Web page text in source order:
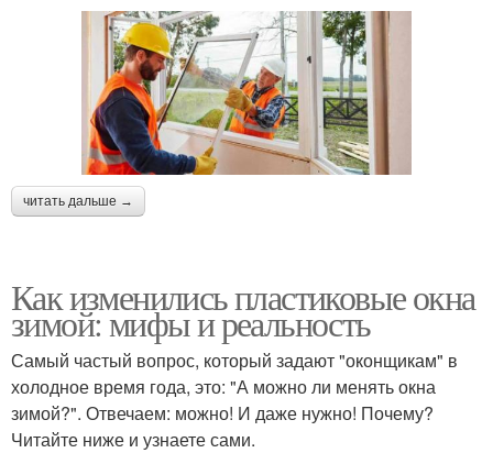
читать дальше →
Как изменились пластиковые окна
зимой: мифы и реальность
Самый частый вопрос, который задают "оконщикам" в
холодное время года, это: "А можно ли менять окна
зимой?". Отвечаем: можно! И даже нужно! Почему?
Читайте ниже и узнаете сами.